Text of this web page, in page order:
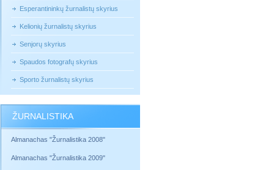
Esperantininkų žurnalistų skyrius
Kelionių žurnalistų skyrius
Senjorų skyrius
Spaudos fotografų skyrius
Sporto žurnalistų skyrius
ŽURNALISTIKA
Almanachas "Žurnalistika 2008"
Almanachas "Žurnalistika 2009"